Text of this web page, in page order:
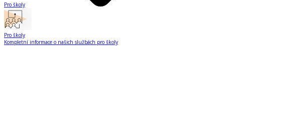
Pro školy
Pro školy
Kompletní informace o našich službách pro školy